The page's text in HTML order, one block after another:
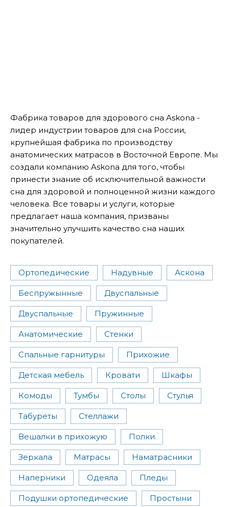
Фабрика товаров для здорового сна Askona -
лидер индустрии товаров для сна России,
крупнейшая фабрика по производству
анатомических матрасов в Восточной Европе. Мы
создали компанию Askona для того, чтобы
принести знание об исключительной важности
сна для здоровой и полноценной жизни каждого
человека. Все товары и услуги, которые
предлагает наша компания, призваны
значительно улучшить качество сна наших
покупателей.
Ортопедические Надувные Аскона
Беспружынные Двуспальные
Двуспальные Пружинные
Анатомические Стенки
Спальные гарнитуры Прихожие
Детская мебель Кровати Шкафы
Комоды Тумбы Столы Стулья
Табуреты Стеллажи
Вешалки в прихожую Полки
Зеркала Матрасы Наматрасники
Наперники Одеяла Пледы
Подушки ортопедические Простыни